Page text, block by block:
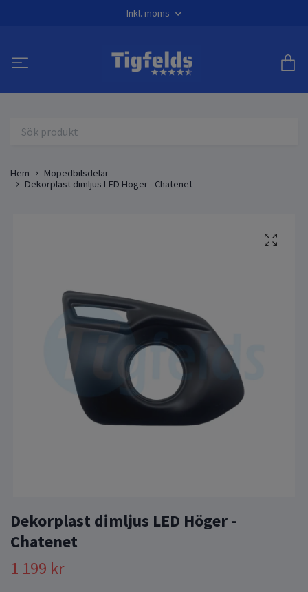
Inkl. moms
Hem
Mopedbilsdelar
Dekorplast dimljus LED Höger - Chatenet
Dekorplast dimljus LED Höger -
Chatenet
1 199 kr